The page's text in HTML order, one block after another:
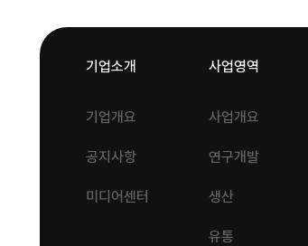
기업소개
기업개요
공지사항
미디어센터
사업영역
사업개요
연구개발
생산
유통